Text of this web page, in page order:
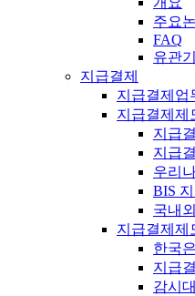
주요
FAQ
유관
지급결제
지급결제업
지급결제제
지급
지급
우리
BIS
국내
지급결제제
한국
지급
감시